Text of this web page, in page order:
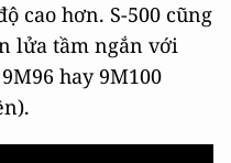
cao hơn. S-500 cũng
lửa tầm ngắn với
hay 9M100